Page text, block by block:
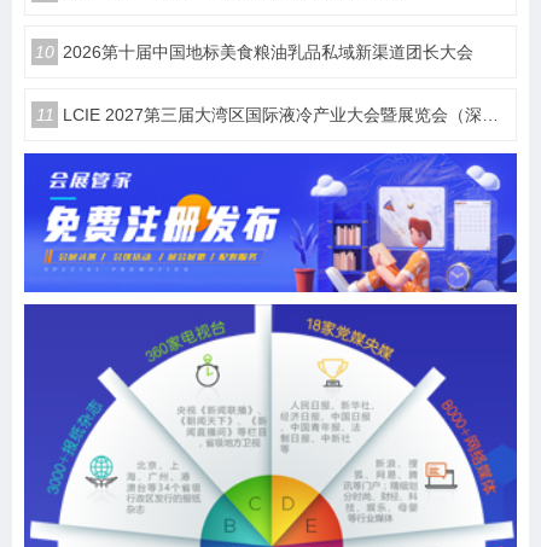
10 2026第十届中国地标美食粮油乳品私域新渠道团长大会
11 LCIE 2027第三届大湾区国际液冷产业大会暨展览会（深圳）